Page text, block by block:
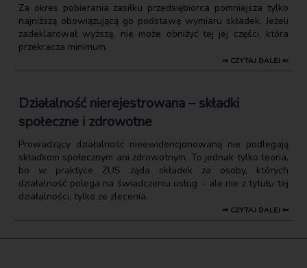
Za okres pobierania zasiłku przedsiębiorca pomniejsza tylko
najniższą obowiązującą go podstawę wymiaru składek. Jeżeli
zadeklarował wyższą, nie może obniżyć tej jej części, która
przekracza minimum.
⇒ CZYTAJ DALEJ ⇐
Działalność nierejestrowana – składki
społeczne i zdrowotne
Prowadzący działalność nieewidencjonowaną nie podlegają
składkom społecznym ani zdrowotnym. To jednak tylko teoria,
bo w praktyce ZUS żąda składek za osoby, których
działalność polega na świadczeniu usług – ale nie z tytułu tej
działalności, tylko ze zlecenia.
⇒ CZYTAJ DALEJ ⇐